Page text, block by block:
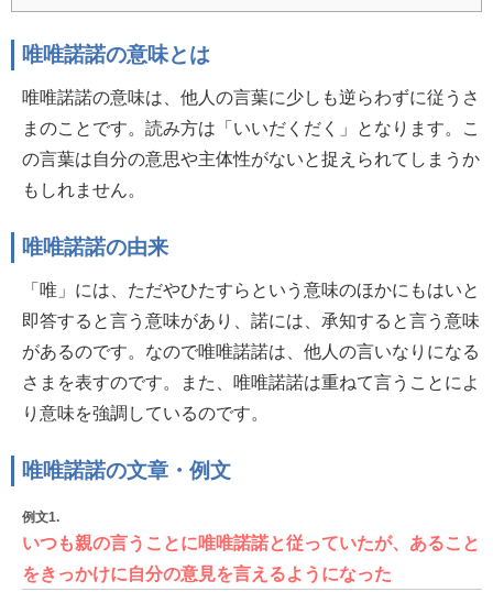
唯唯諾諾の意味とは
唯唯諾諾の意味は、他人の言葉に少しも逆らわずに従うさ
まのことです。読み方は「いいだくだく」となります。こ
の言葉は自分の意思や主体性がないと捉えられてしまうか
もしれません。
唯唯諾諾の由来
「唯」には、ただやひたすらという意味のほかにもはいと
即答すると言う意味があり、諾には、承知すると言う意味
があるのです。なので唯唯諾諾は、他人の言いなりになる
さまを表すのです。また、唯唯諾諾は重ねて言うことによ
り意味を強調しているのです。
唯唯諾諾の文章・例文
例文1.
いつも親の言うことに唯唯諾諾と従っていたが、あること
をきっかけに自分の意見を言えるようになった